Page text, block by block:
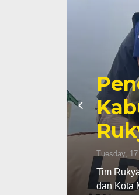
Tuesday,
Tim
dan Kota